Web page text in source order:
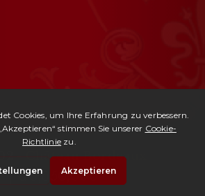
Château Bordeaux
| € 3,650,000